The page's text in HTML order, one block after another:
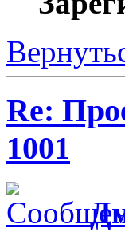
Re:
1001